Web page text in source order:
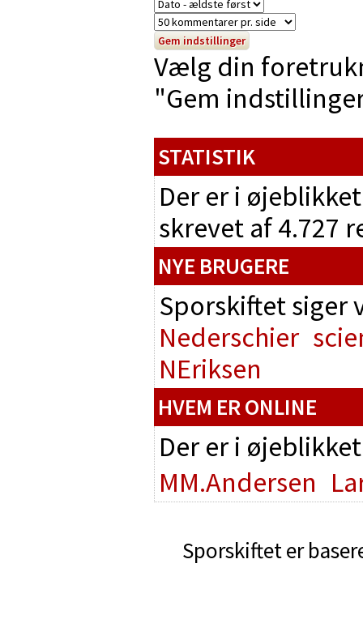
Vælg din
"Gem
STATISTIK
Der er i
skrevet af 4.727
NYE BRUGERE
Sporskiftet
Nederschier
NEriksen
HVEM ER ONLINE
Der er i
MM.Andersen
Sporskiftet er